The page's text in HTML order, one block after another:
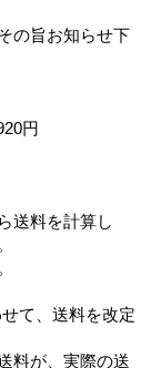
の旨お知らせ下
円
送料を計算し
て、送料を改定
料が、実際の送